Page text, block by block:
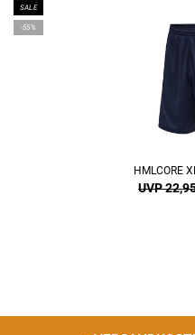
SALE
-55%
HMLCORE
UVP